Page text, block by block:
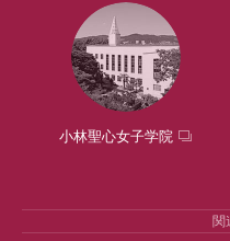
小林聖心女子学院
関